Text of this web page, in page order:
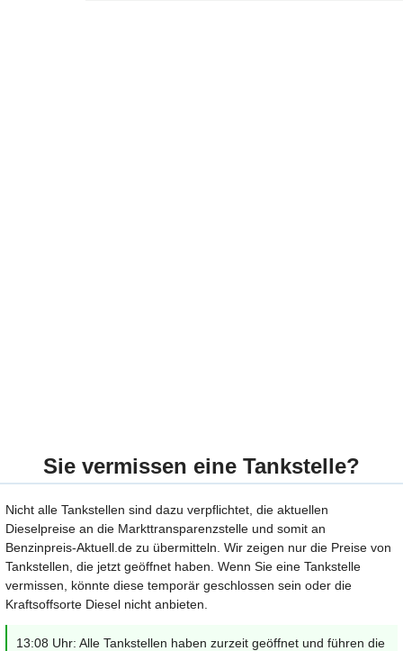
Sie vermissen eine Tankstelle?
Nicht alle Tankstellen sind dazu verpflichtet, die aktuellen
Dieselpreise an die Markttransparenzstelle und somit an
Benzinpreis-Aktuell.de zu übermitteln. Wir zeigen nur die Preise von
Tankstellen, die jetzt geöffnet haben. Wenn Sie eine Tankstelle
vermissen, könnte diese temporär geschlossen sein oder die
Kraftsoffsorte Diesel nicht anbieten.
13:08 Uhr: Alle Tankstellen haben zurzeit geöffnet und führen die